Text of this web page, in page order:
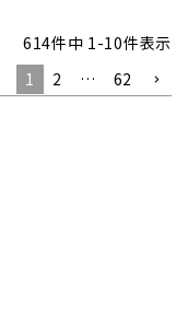
614件中 1-10件表示
1
2 … 62